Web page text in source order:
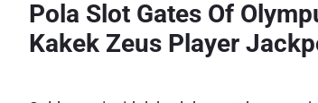
Pola Slot Gates Of
Kakek Zeus Player